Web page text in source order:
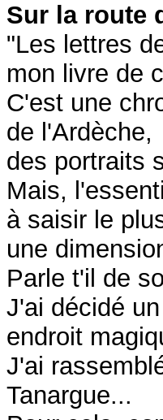
Sur la route
"Les lettres
mon livre de
C'est une
de l'Ardèche,
des portraits
Mais,
à saisir le
une
Parle t'il de
J'ai décidé
endroit
J'ai
Tanargue...